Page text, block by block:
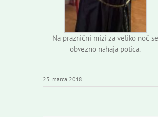
Na praznični mizi za veliko noč se
obvezno nahaja potica.
23. marca 2018